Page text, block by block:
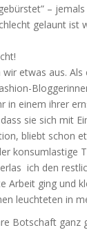
–
gelaunt ist
wir etwas aus. Als
in einem ihrer
sie sich mit
bliebt schon
konsumlastige
ich den
Arbeit ging und
leuchteten in
Botschaft ganz